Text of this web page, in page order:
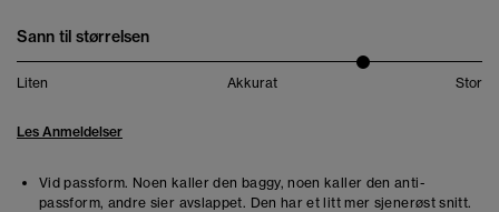
Sann til størrelsen
Liten Akkurat Stor
Les Anmeldelser
Vid passform. Noen kaller den baggy, noen kaller den anti-
passform, andre sier avslappet. Den har et litt mer sjenerøst snitt.